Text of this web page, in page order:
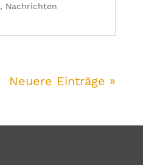
, Nachrichten
Neuere Einträge »